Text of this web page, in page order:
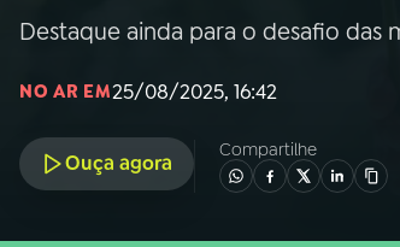
05
Destaque ainda para o desafio das
NO AR EM25/08/2025, 16:42
Ouça agora
Compartilhe